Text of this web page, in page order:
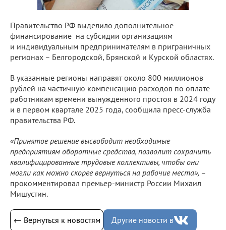
Правительство РФ выделило дополнительное
финансирование на субсидии организациям
и индивидуальным предпринимателям в приграничных
регионах – Белгородской, Брянской и Курской областях.
В указанные регионы направят около 800 миллионов
рублей на частичную компенсацию расходов по оплате
работникам времени вынужденного простоя в 2024 году
и в первом квартале 2025 года, сообщила пресс-служба
правительства РФ.
«Принятое решение высвободит необходимые
предприятиям оборотные средства, позволит сохранить
квалифицированные трудовые коллективы, чтобы они
могли как можно скорее вернуться на рабочие места», –
прокомментировал премьер-министр России Михаил
Мишустин.
← Вернуться к новостям Другие новости в